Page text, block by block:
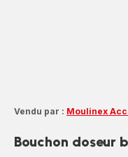
Vendu par : Moulinex
Bouchon doseur